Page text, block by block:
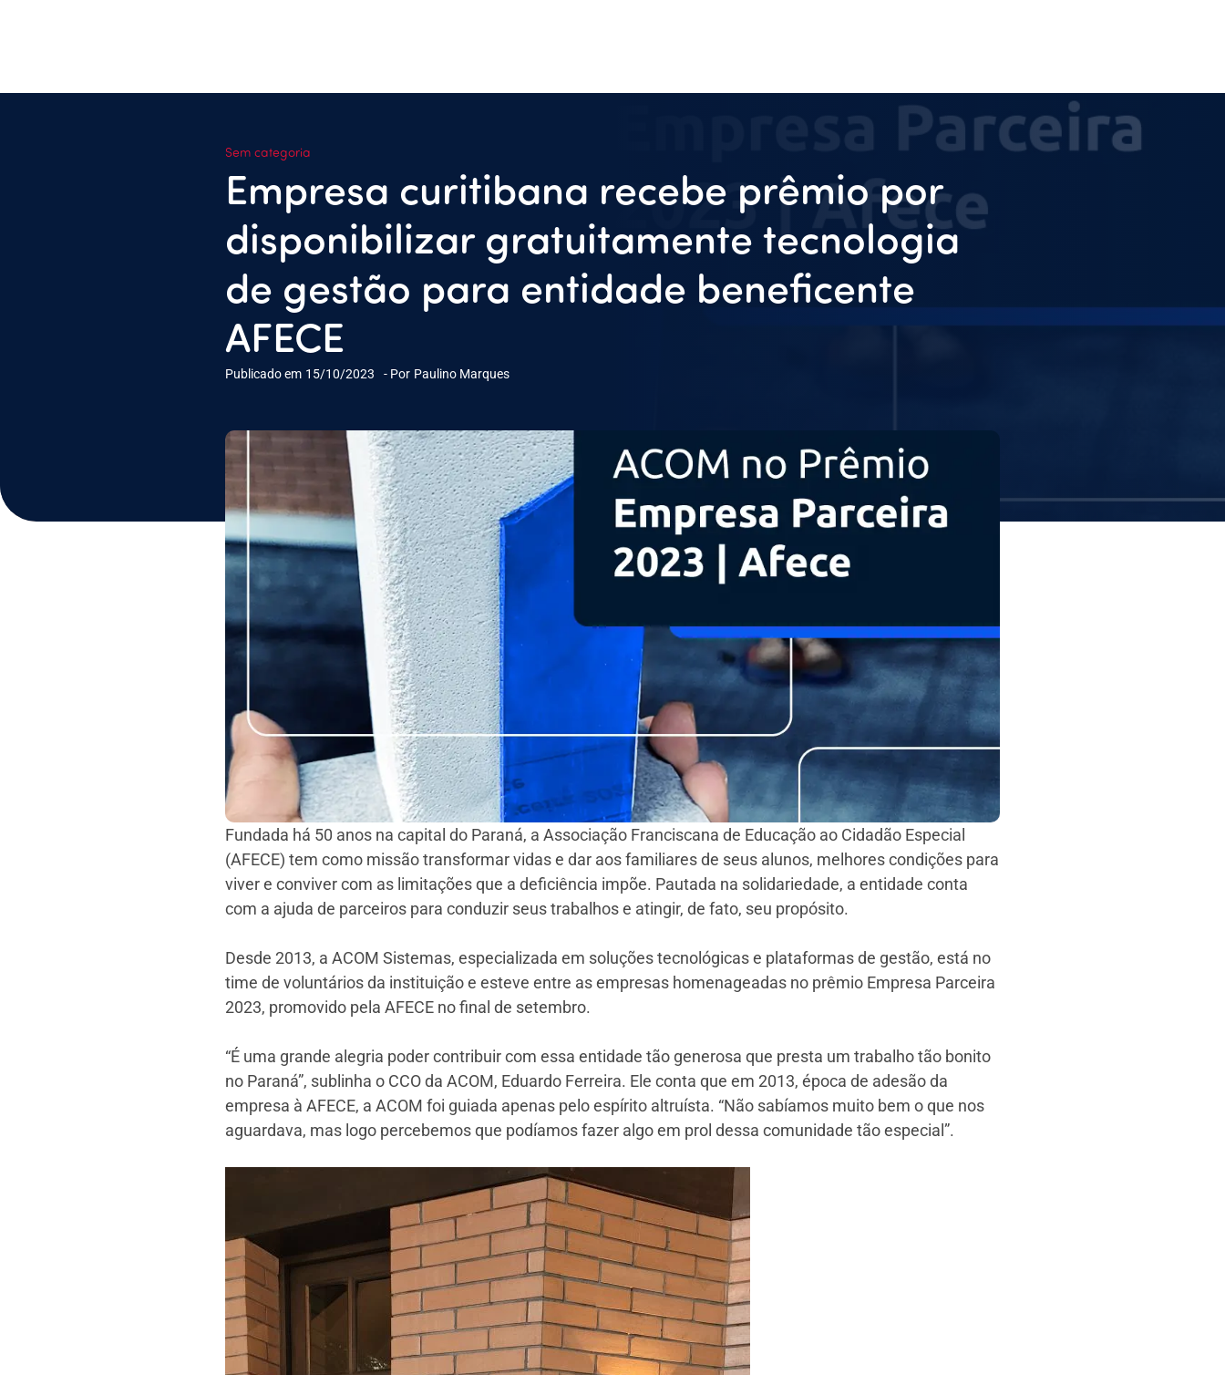
Sem categoria
Empresa curitibana recebe prêmio por
disponibilizar gratuitamente tecnologia
de gestão para entidade beneficente
AFECE
Publicado em 15/10/2023 - Por Paulino Marques
Fundada há 50 anos na capital do Paraná, a Associação Franciscana de Educação ao Cidadão Especial
(AFECE) tem como missão transformar vidas e dar aos familiares de seus alunos, melhores condições para
viver e conviver com as limitações que a deficiência impõe. Pautada na solidariedade, a entidade conta
com a ajuda de parceiros para conduzir seus trabalhos e atingir, de fato, seu propósito.
Desde 2013, a ACOM Sistemas, especializada em soluções tecnológicas e plataformas de gestão, está no
time de voluntários da instituição e esteve entre as empresas homenageadas no prêmio Empresa Parceira
2023, promovido pela AFECE no final de setembro.
“É uma grande alegria poder contribuir com essa entidade tão generosa que presta um trabalho tão bonito
no Paraná”, sublinha o CCO da ACOM, Eduardo Ferreira. Ele conta que em 2013, época de adesão da
empresa à AFECE, a ACOM foi guiada apenas pelo espírito altruísta. “Não sabíamos muito bem o que nos
aguardava, mas logo percebemos que podíamos fazer algo em prol dessa comunidade tão especial”.